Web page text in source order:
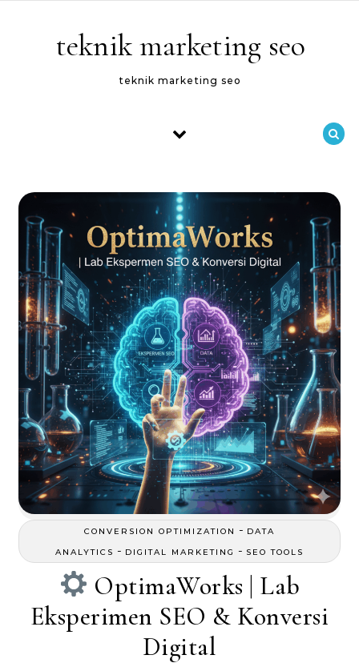
teknik marketing seo
teknik marketing seo
CONVERSION OPTIMIZATION - DATA
ANALYTICS - DIGITAL MARKETING - SEO TOOLS
OptimaWorks | Lab
Eksperimen SEO & Konversi
Digital